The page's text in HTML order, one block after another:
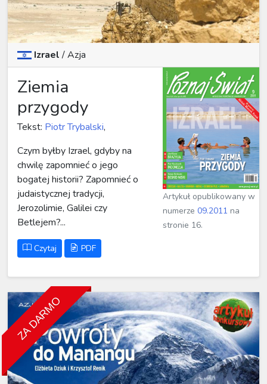
Izrael/Azja
Ziemia
przygody
Tekst: Piotr Trybalski,
Czym byłby Izrael, gdyby na
chwilę zapomnieć o jego
bogatej historii? Zapomnieć o
judaistycznej tradycji,
Jerozolimie, Galilei czy
Betlejem?...
Czytaj PDF
Artykuł opublikowany w
numerze09.2011 na
stronie 16.
ZA DARMO